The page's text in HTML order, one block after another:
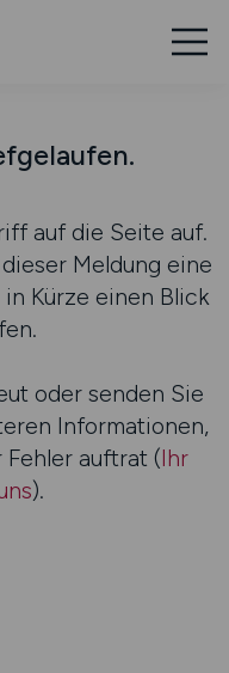
auf die Seite auf.
Meldung eine
Kürze einen Blick
oder senden Sie
Informationen,
auftrat (Ihr
).